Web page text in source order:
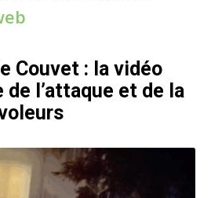
de l’attaque et de la